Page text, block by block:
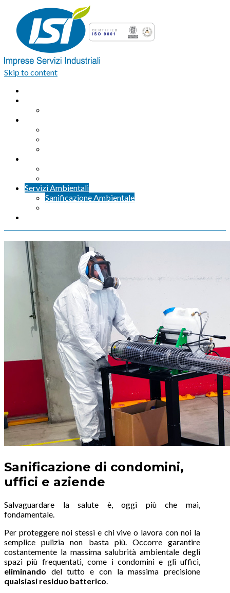
Skip to content
Servizi Ambientali
Sanificazione Ambientale
Sanificazione di condomini,
uffici e aziende
Salvaguardare la salute è, oggi più che mai,
fondamentale.
Per proteggere noi stessi e chi vive o lavora con noi la
semplice pulizia non basta più. Occorre garantire
costantemente la massima salubrità ambientale degli
spazi più frequentati, come i condomini e gli uffici,
eliminando del tutto e con la massima precisione
qualsiasi residuo batterico